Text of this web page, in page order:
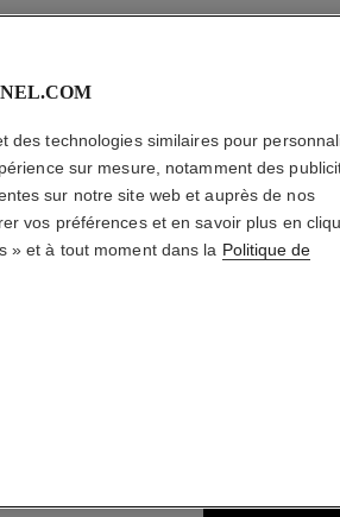
LE
Crayon Khôl
En savoir plus
Réf. 187625
des technologies similaires pour
sur mesure, notamment des
sur notre site web et auprès de nos
vos préférences et en savoir plus en
» et à tout moment dans la Politique de